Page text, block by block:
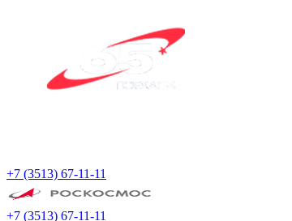
+7 (3513) 67-11-11
+7 (3513) 67-11-11